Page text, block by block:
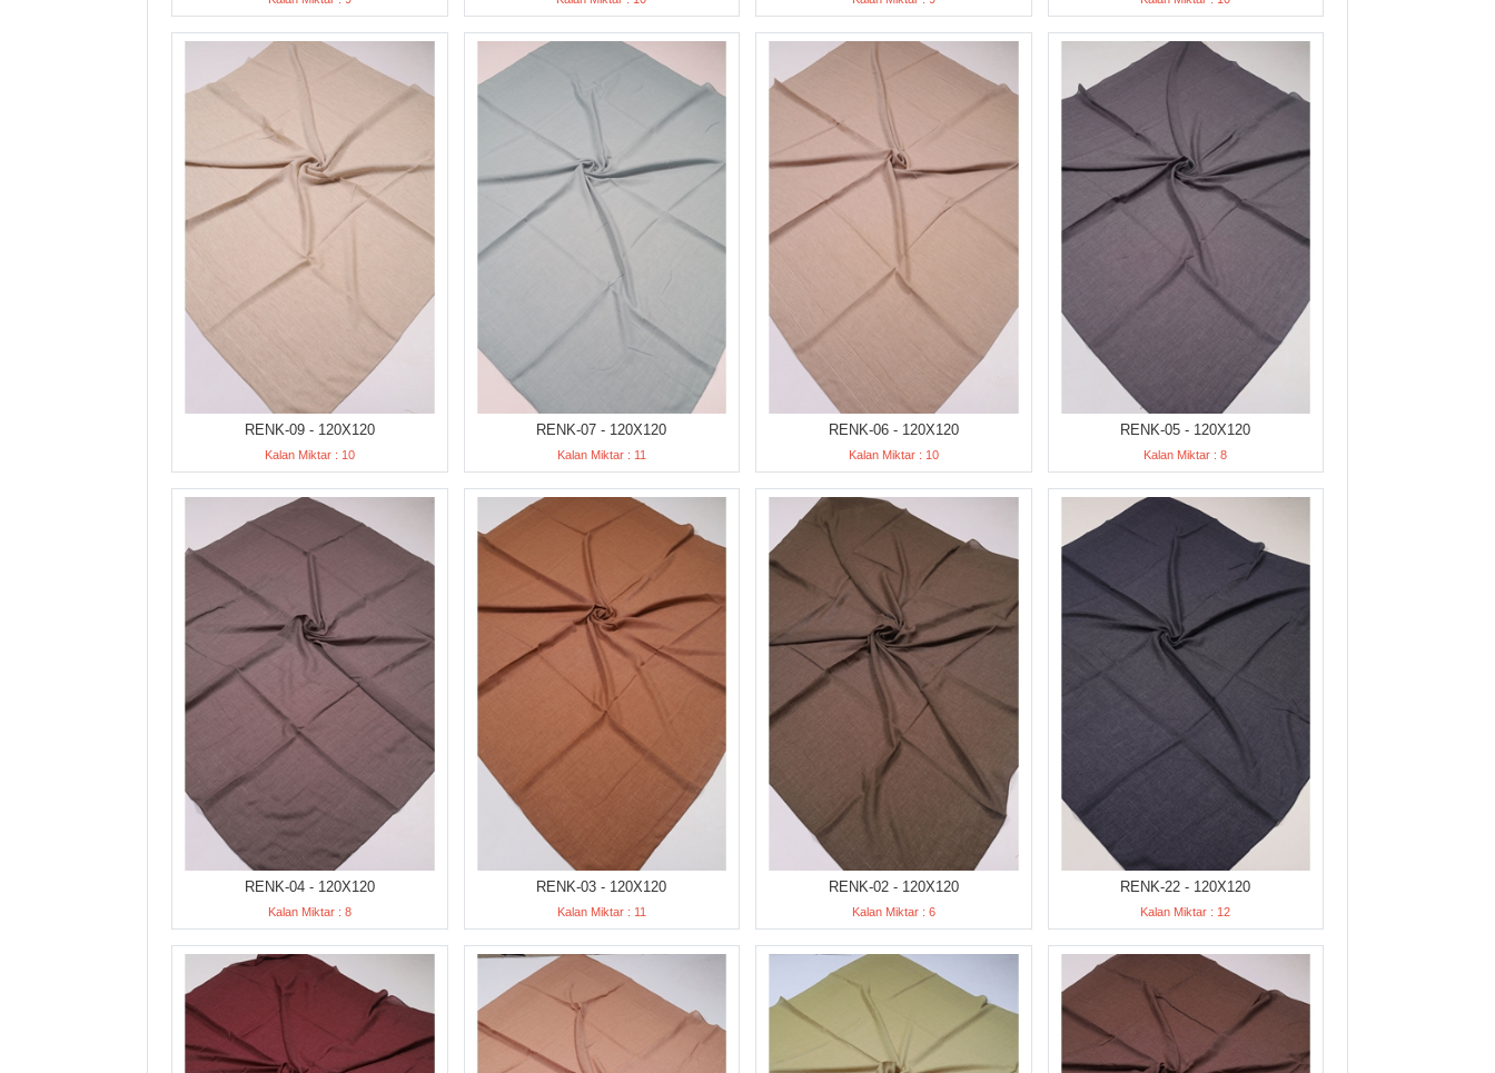
RENK-09 - 120X120
Kalan Miktar : 10
RENK-07 - 120X120
Kalan Miktar : 11
RENK-06 - 120X120
Kalan Miktar : 10
RENK-05 - 120X120
Kalan Miktar : 8
RENK-04 - 120X120
Kalan Miktar : 8
RENK-03 - 120X120
Kalan Miktar : 11
RENK-02 - 120X120
Kalan Miktar : 6
RENK-22 - 120X120
Kalan Miktar : 12